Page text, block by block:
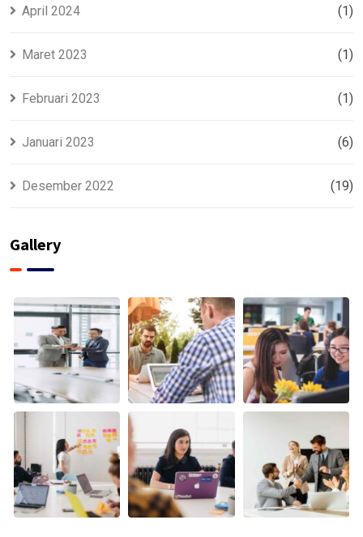
April 2024 (1)
Maret 2023 (1)
Februari 2023 (1)
Januari 2023 (6)
Desember 2022 (19)
Gallery